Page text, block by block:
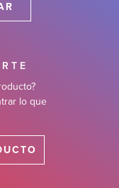
lo que